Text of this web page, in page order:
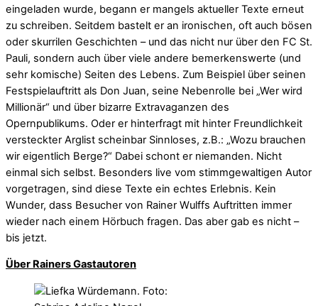
eingeladen wurde, begann er mangels aktueller Texte erneut
zu schreiben. Seitdem bastelt er an ironischen, oft auch bösen
oder skurrilen Geschichten – und das nicht nur über den FC St.
Pauli, sondern auch über viele andere bemerkenswerte (und
sehr komische) Seiten des Lebens. Zum Beispiel über seinen
Festspielauftritt als Don Juan, seine Nebenrolle bei „Wer wird
Millionär“ und über bizarre Extravaganzen des
Opernpublikums. Oder er hinterfragt mit hinter Freundlichkeit
versteckter Arglist scheinbar Sinnloses, z.B.: „Wozu brauchen
wir eigentlich Berge?“ Dabei schont er niemanden. Nicht
einmal sich selbst. Besonders live vom stimmgewaltigen Autor
vorgetragen, sind diese Texte ein echtes Erlebnis. Kein
Wunder, dass Besucher von Rainer Wulffs Auftritten immer
wieder nach einem Hörbuch fragen. Das aber gab es nicht –
bis jetzt.
Über Rainers Gastautoren